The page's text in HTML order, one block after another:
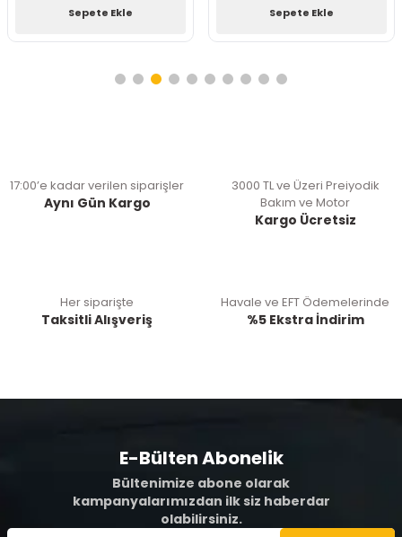
Sepete Ekle Sepete Ekle
17:00’e kadar verilen siparişler
Aynı Gün Kargo
3000 TL ve Üzeri Preiyodik
Bakım ve Motor
Kargo Ücretsiz
Her siparişte
Taksitli Alışveriş
Havale ve EFT Ödemelerinde
%5 Ekstra İndirim
E-Bülten Abonelik
Bültenimize abone olarak
kampanyalarımızdan ilk siz haberdar
olabilirsiniz.